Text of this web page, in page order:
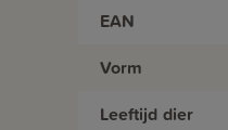
EAN
Vorm
Leeftijd dier